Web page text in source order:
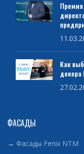
Как
декора
ФАСАДЫ
→ Фасады Fenix NTM